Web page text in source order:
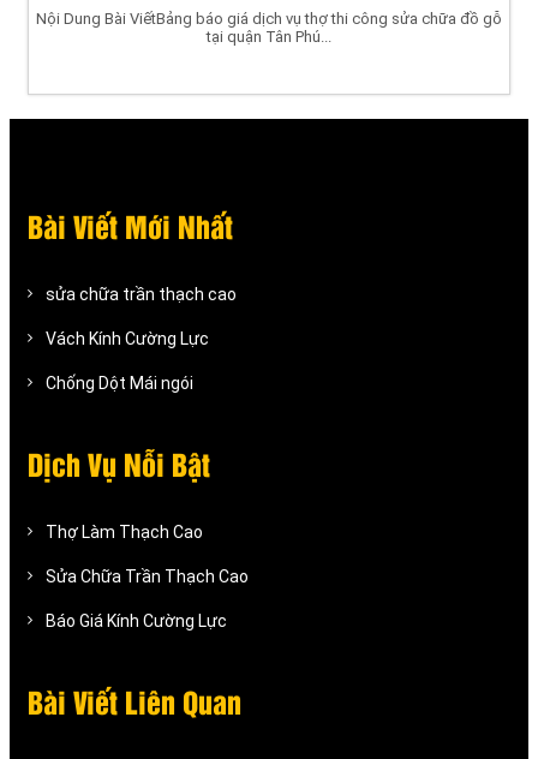
Nội Dung Bài ViếtBảng báo giá dịch vụ thợ thi công sửa chữa đồ gỗ
tại quận Tân Phú...
Bài Viết Mới Nhất
sửa chữa trần thạch cao
Vách Kính Cường Lực
Chống Dột Mái ngói
Dịch Vụ Nỗi Bật
Thợ Làm Thạch Cao
Sửa Chữa Trần Thạch Cao
Báo Giá Kính Cường Lực
Bài Viết Liên Quan